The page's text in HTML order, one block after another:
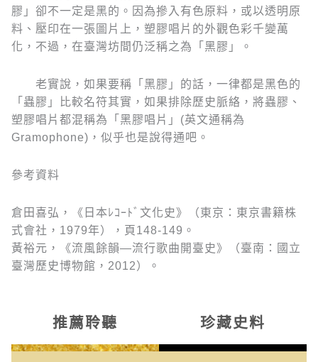
膠」卻不一定是黑的。因為摻入有色原料，或以透明原
料、壓印在一張圖片上，塑膠唱片的外觀色彩千變萬
化，不過，在臺灣坊間仍泛稱之為「黑膠」。
老實說，如果要稱「黑膠」的話，一律都是黑色的
「蟲膠」比較名符其實，如果排除歷史脈絡，將蟲膠、
塑膠唱片都混稱為「黑膠唱片」(英文通稱為
Gramophone)，似乎也是說得通吧。
參考資料
倉田喜弘，《日本ﾚｺｰﾄﾞ文化史》（東京：東京書籍株
式會社，1979年），頁148-149。
黃裕元，《流風餘韻—流行歌曲開臺史》（臺南：國立
臺灣歷史博物館，2012）。
推薦聆聽 珍藏史料